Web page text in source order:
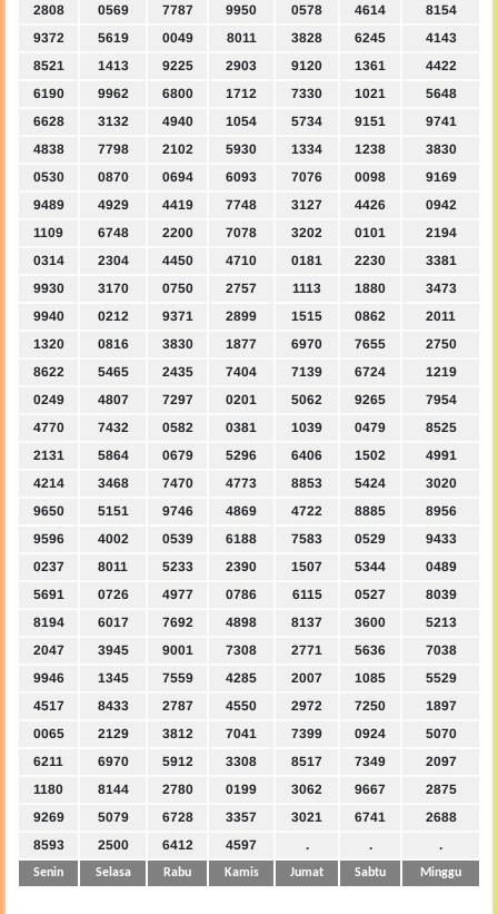
2808
0569 7787 9950 0578 4614
8154
9372
5619 0049 8011 3828 6245
4143
8521
1413 9225 2903 9120 1361
4422
6190
9962 6800 1712 7330 1021
5648
6628
3132 4940 1054 5734 9151
9741
4838
7798 2102 5930 1334 1238
3830
0530
0870 0694 6093 7076 0098
9169
9489
4929 4419 7748 3127 4426
0942
1109
6748 2200 7078 3202 0101
2194
0314
2304 4450 4710 0181 2230
3381
9930
3170 0750 2757 1113 1880
3473
9940
0212 9371 2899 1515 0862
2011
1320
0816 3830 1877 6970 7655
2750
8622
5465 2435 7404 7139 6724
1219
0249
4807 7297 0201 5062 9265
7954
4770
7432 0582 0381 1039 0479
8525
2131
5864 0679 5296 6406 1502
4991
4214
3468 7470 4773 8853 5424
3020
9650
5151 9746 4869 4722 8885
8956
9596
4002 0539 6188 7583 0529
9433
0237
8011 5233 2390 1507 5344
0489
5691
0726 4977 0786 6115 0527
8039
8194
6017 7692 4898 8137 3600
5213
2047
3945 9001 7308 2771 5636
7038
9946
1345 7559 4285 2007 1085
5529
4517
8433 2787 4550 2972 7250
1897
0065
2129 3812 7041 7399 0924
5070
6211
6970 5912 3308 8517 7349
2097
1180
8144 2780 0199 3062 9667
2875
9269
5079 6728 3357 3021 6741
2688
8593
2500 6412 4597 . . .
Senin Selasa Rabu Kamis Jumat Sabtu Minggu